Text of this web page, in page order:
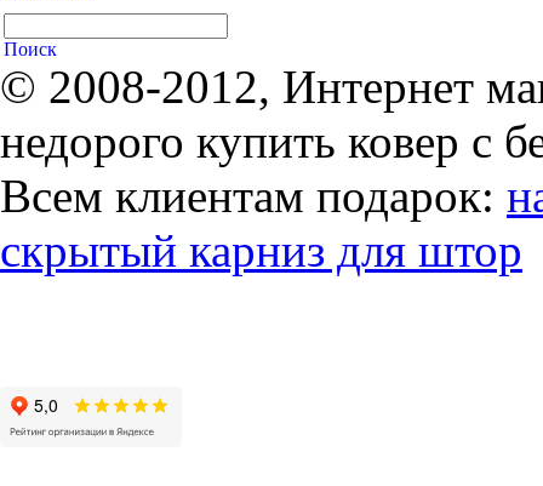
© 2008-2012, Интернет
недорого купить ковер с
Всем клиентам подарок:
скрытый карниз для штор